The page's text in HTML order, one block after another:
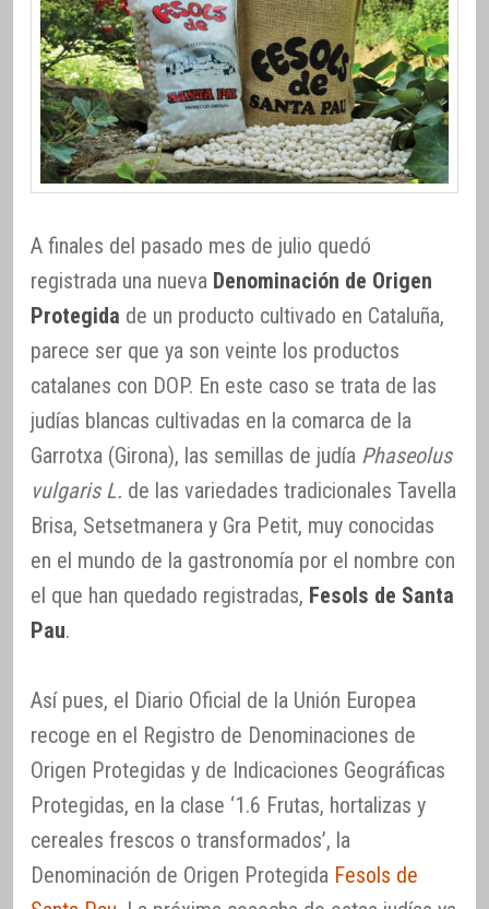
A finales del pasado mes de julio quedó
registrada una nueva Denominación de Origen
Protegida de un producto cultivado en Cataluña,
parece ser que ya son veinte los productos
catalanes con DOP. En este caso se trata de las
judías blancas cultivadas en la comarca de la
Garrotxa (Girona), las semillas de judía Phaseolus
vulgaris L. de las variedades tradicionales Tavella
Brisa, Setsetmanera y Gra Petit, muy conocidas
en el mundo de la gastronomía por el nombre con
el que han quedado registradas, Fesols de Santa
Pau.
Así pues, el Diario Oficial de la Unión Europea
recoge en el Registro de Denominaciones de
Origen Protegidas y de Indicaciones Geográficas
Protegidas, en la clase ‘1.6 Frutas, hortalizas y
cereales frescos o transformados’, la
Denominación de Origen Protegida Fesols de